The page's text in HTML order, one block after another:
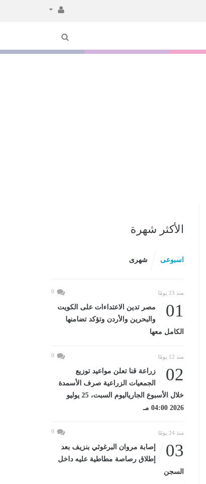
الأكثر شهرة
اسبوعى شهرى
منذ 23 يومًا 0
01
مصر تدين الاعتداءات على الكويت
والبحرين والأردن وتؤكد تضامنها
الكامل معها
منذ 12 يومًا 0
02
زراعة قنا تعلن مواعيد توزيع
الجمعيات الزراعية صرف الأسمدة
خلال الأسبوع الجارياليوم السبت، 25 يوليو
2026 04:00 مـ
منذ 24 يومًا 0
03
إصابة مروان البرغوثي بنزيف بعد
إطلاق رصاصة مطاطية عليه داخل
السجن